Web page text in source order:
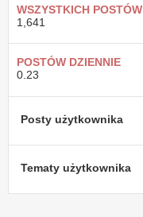
WSZYSTKICH POSTÓW
1,641
POSTÓW DZIENNIE
0.23
Posty użytkownika
Tematy użytkownika